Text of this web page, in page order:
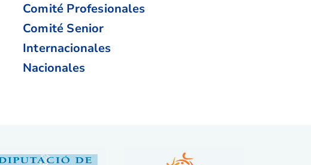
Comité Profesionales
Comité Senior
Internacionales
Nacionales